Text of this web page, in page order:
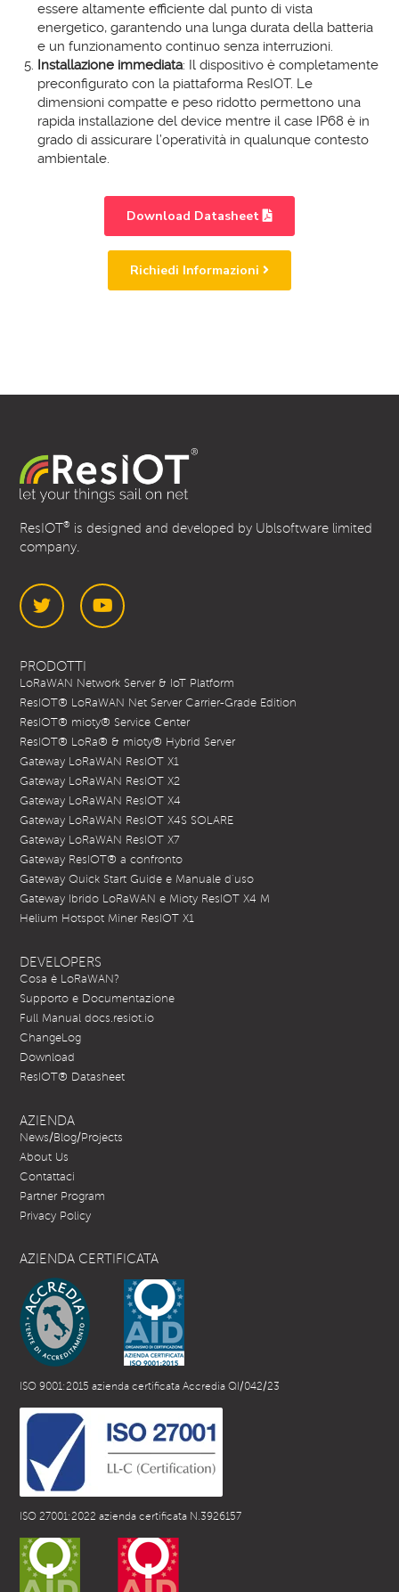
essere altamente efficiente dal punto di vista
energetico, garantendo una lunga durata della batteria
e un funzionamento continuo senza interruzioni.
Installazione immediata: Il dispositivo è completamente
preconfigurato con la piattaforma ResIOT. Le
dimensioni compatte e peso ridotto permettono una
rapida installazione del device mentre il case IP68 è in
grado di assicurare l’operatività in qualunque contesto
ambientale.
Download Datasheet
Richiedi Informazioni
ResIOT® is designed and developed by Ublsoftware limited
company.
PRODOTTI
LoRaWAN Network Server & IoT Platform
ResIOT® LoRaWAN Net Server Carrier-Grade Edition
ResIOT® mioty® Service Center
ResIOT® LoRa® & mioty® Hybrid Server
Gateway LoRaWAN ResIOT X1
Gateway LoRaWAN ResIOT X2
Gateway LoRaWAN ResIOT X4
Gateway LoRaWAN ResIOT X4S SOLARE
Gateway LoRaWAN ResIOT X7
Gateway ResIOT® a confronto
Gateway Quick Start Guide e Manuale d’uso
Gateway Ibrido LoRaWAN e Mioty ResIOT X4 M
Helium Hotspot Miner ResIOT X1
DEVELOPERS
Cosa è LoRaWAN?
Supporto e Documentazione
Full Manual docs.resiot.io
ChangeLog
Download
ResIOT® Datasheet
AZIENDA
News/Blog/Projects
About Us
Contattaci
Partner Program
Privacy Policy
AZIENDA CERTIFICATA
ISO 9001:2015 azienda certificata Accredia QI/042/23
ISO 27001:2022 azienda certificata N.3926157